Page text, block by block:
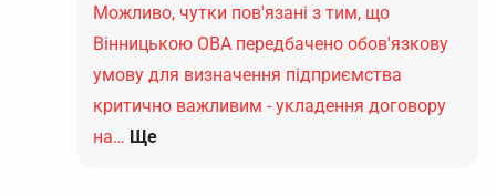
Можливо, чутки пов'язані з тим, що
Вінницькою ОВА передбачено обов'язкову
умову для визначення підприємства
критично важливим - укладення договору
на… Ще